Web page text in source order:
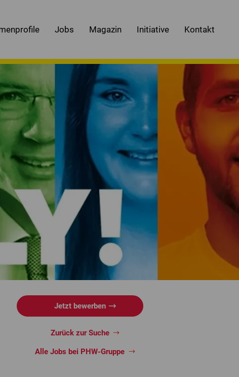
Jobs Magazin Initiative Kontakt
Jetzt bewerben
Zurück zur Suche
Alle Jobs bei PHW-Gruppe